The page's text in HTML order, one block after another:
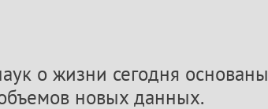
о жизни сегодня основаны
новых данных.